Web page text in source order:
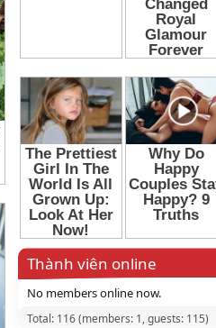
Thành viên online
No members online now.
Total: 116 (members: 1, guests: 115)